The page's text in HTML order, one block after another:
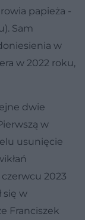
papieża -
Sam
w
w 2022 roku,
dwie
w
usunięcie
2023
się w
Franciszek